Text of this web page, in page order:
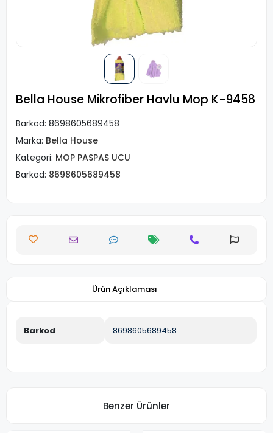
Bella House Mikrofiber Havlu Mop K-9458
Barkod: 8698605689458
Marka: Bella House
Kategori: MOP PASPAS UCU
Barkod: 8698605689458
Ürün Açıklaması
Barkod 8698605689458
Benzer Ürünler